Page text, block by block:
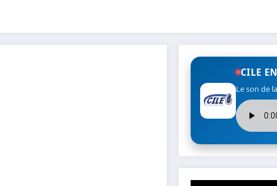
CILE
Le son de